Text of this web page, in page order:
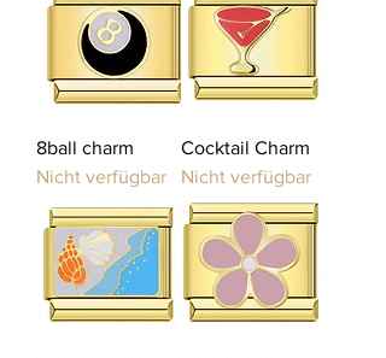
8ball charm
Nicht verfügbar
Cocktail Charm
Nicht verfügbar